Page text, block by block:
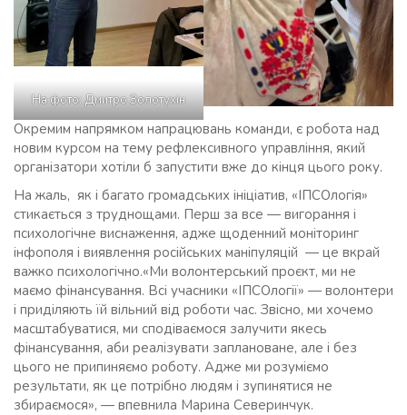
На фото: Дмитро Золотухін
Окремим напрямком напрацювань команди, є робота над
новим курсом на тему рефлексивного управління, який
організатори хотіли б запустити вже до кінця цього року.
На жаль, як і багато громадських ініціатив, «ІПСОлогія»
стикається з труднощами. Перш за все — вигорання і
психологічне виснаження, адже щоденний моніторинг
інфополя і виявлення російських маніпуляцій — це вкрай
важко психологічно.«Ми волонтерський проєкт, ми не
маємо фінансування. Всі учасники «ІПСОлогії» — волонтери
і приділяють їй вільний від роботи час. Звісно, ми хочемо
масштабуватися, ми сподіваємося залучити якесь
фінансування, аби реалізувати заплановане, але і без
цього не припиняємо роботу. Адже ми розуміємо
результати, як це потрібно людям і зупинятися не
збираємося», — впевнила Марина Северинчук.